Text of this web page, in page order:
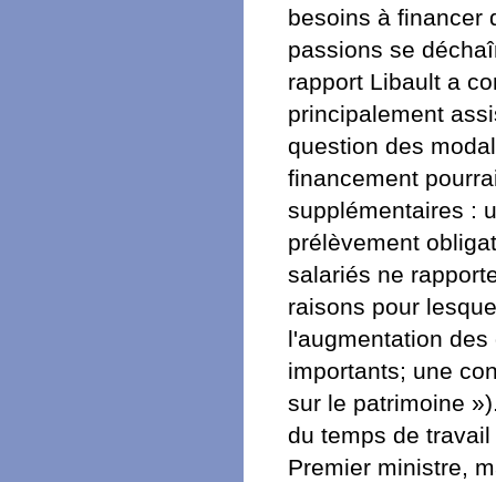
besoins à financer
passions se
rapport Libault a
principalement
question des
financement
supplémentaires :
prélèvement
salariés ne
raisons pour
l'augmentation
importants; une
sur le patrimoine
du temps de
Premier ministre,